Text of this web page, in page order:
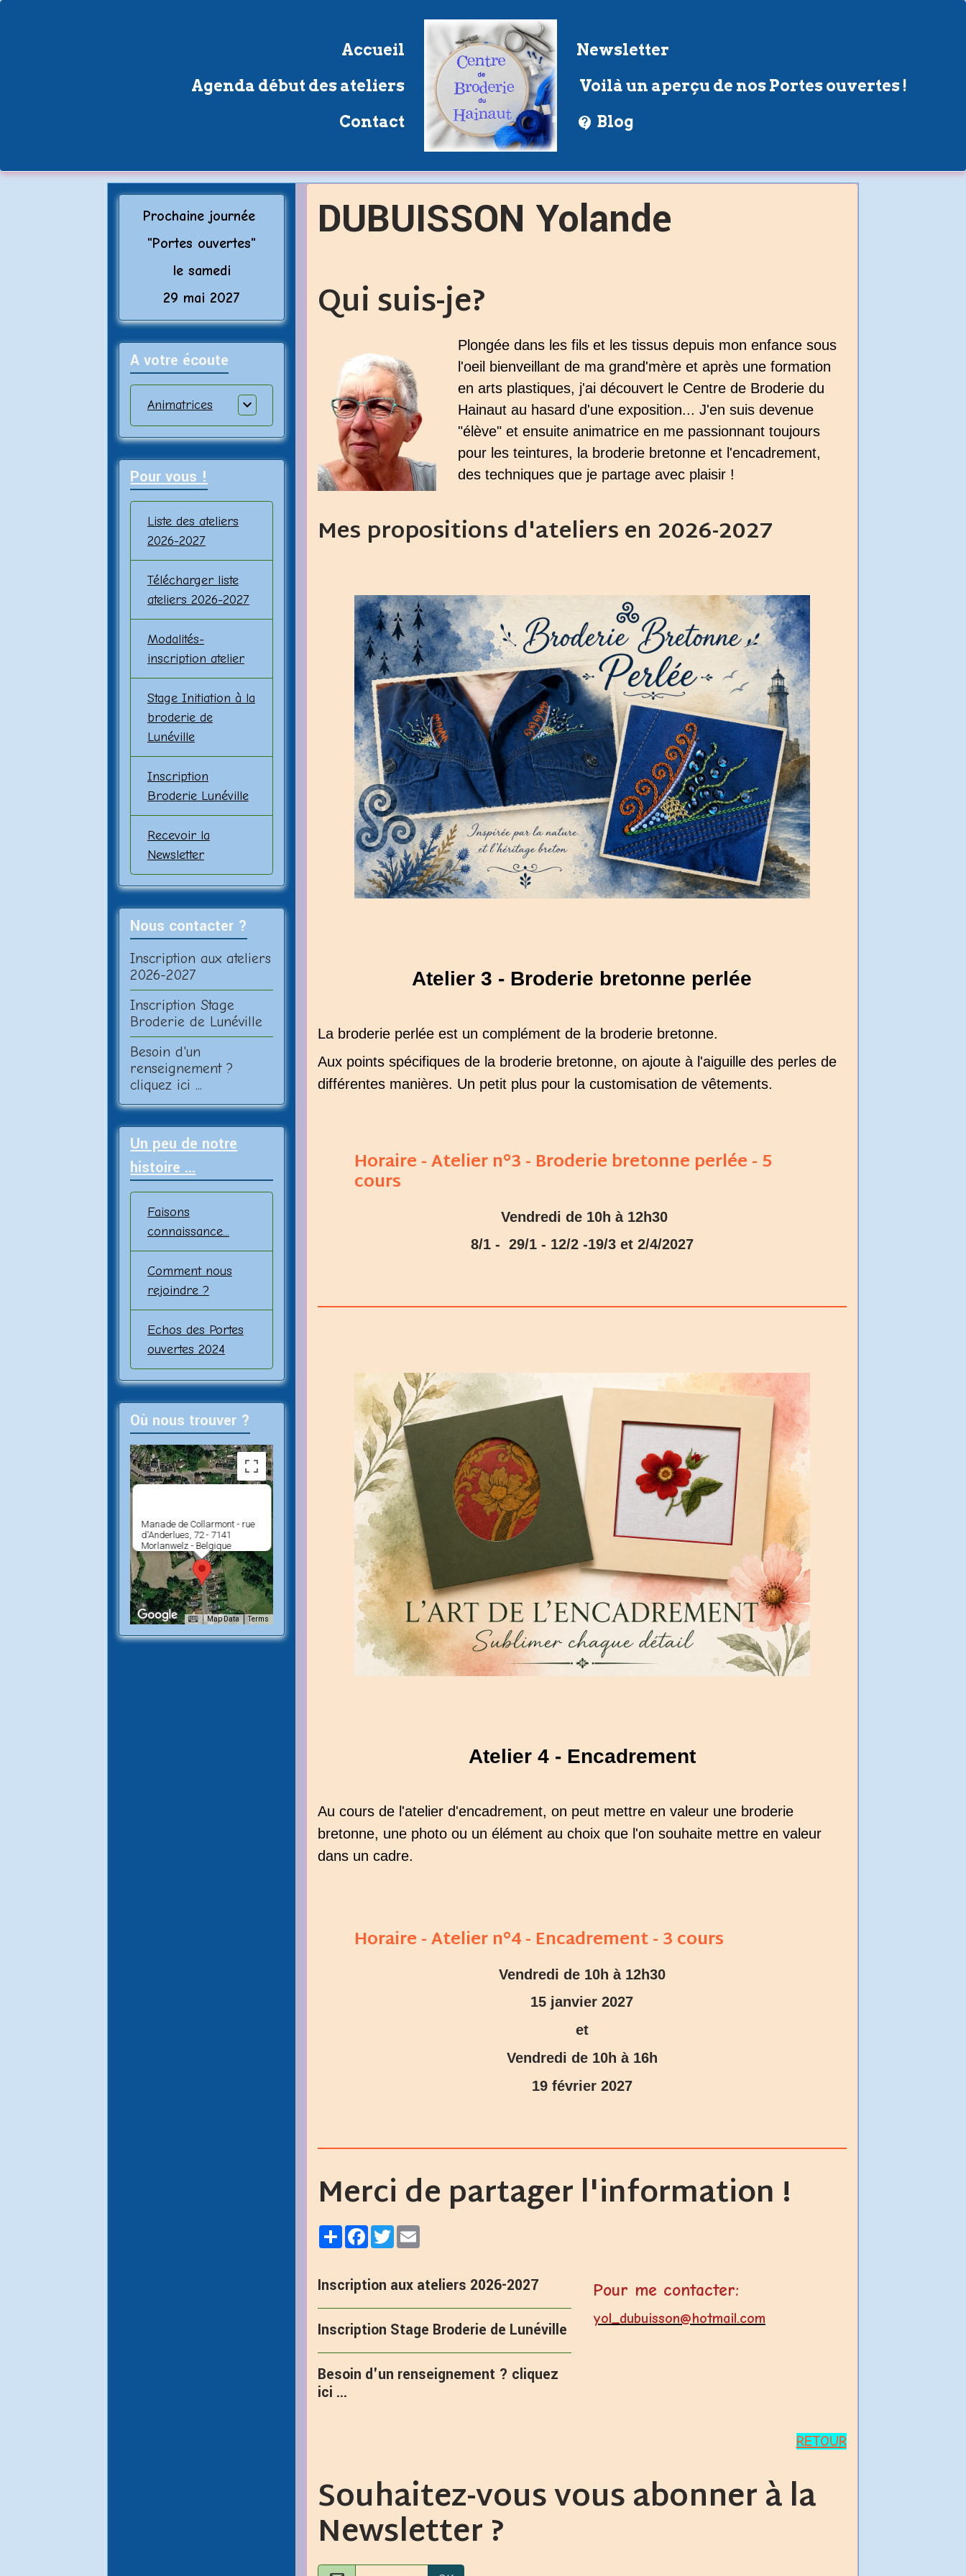
Accueil
Agenda début des ateliers
Contact
Newsletter
Voilà un aperçu de nos Portes ouvertes !
Blog
DUBUISSON Yolande
Qui suis-je?
Plongée dans les fils et les tissus depuis mon enfance sous
l'oeil bienveillant de ma grand'mère et après une formation
en arts plastiques, j'ai découvert le Centre de Broderie du
Hainaut au hasard d'une exposition... J'en suis devenue
"élève" et ensuite animatrice en me passionnant toujours
pour les teintures, la broderie bretonne et l'encadrement,
des techniques que je partage avec plaisir !
Mes propositions d'ateliers en 2026-2027
Atelier 3 - Broderie bretonne perlée
La broderie perlée est un complément de la broderie bretonne.
Aux points spécifiques de la broderie bretonne, on ajoute à l'aiguille des perles de
différentes manières. Un petit plus pour la customisation de vêtements.
Horaire - Atelier n°3 - Broderie bretonne perlée - 5
cours
Vendredi de 10h à 12h30
8/1 - 29/1 - 12/2 -19/3 et 2/4/2027
Atelier 4 - Encadrement
Au cours de l'atelier d'encadrement, on peut mettre en valeur une broderie
bretonne, une photo ou un élément au choix que l'on souhaite mettre en valeur
dans un cadre.
Horaire - Atelier n°4 - Encadrement - 3 cours
Vendredi de 10h à 12h30
15 janvier 2027
et
Vendredi de 10h à 16h
19 février 2027
Merci de partager l'information !
PartagerFacebook
Twitter
Inscription aux ateliers 2026-2027
Inscription Stage Broderie de Lunéville
Besoin d'un renseignement ? cliquez
ici ...
Pour me contacter:
yol_dubuisson@hotmail.com
RETOUR
Souhaitez-vous vous abonner à la
Newsletter ?
Prochaine journée
"Portes ouvertes"
le samedi
29 mai 2027
A votre écoute
Animatrices
Pour vous !
Liste des ateliers
2026-2027
Télécharger liste
ateliers 2026-2027
Modalités-
inscription atelier
Stage Initiation à la
broderie de
Lunéville
Inscription
Broderie Lunéville
Recevoir la
Newsletter
Nous contacter ?
Inscription aux ateliers
2026-2027
Inscription Stage
Broderie de Lunéville
Besoin d'un
renseignement ?
cliquez ici ...
Un peu de notre
histoire ...
Faisons
connaissance...
Comment nous
rejoindre ?
Echos des Portes
ouvertes 2024
Où nous trouver ?
Manade de Collarmont - rue
d'Anderlues, 72 - 7141
Morlanwelz - Belgique
Map Data Terms